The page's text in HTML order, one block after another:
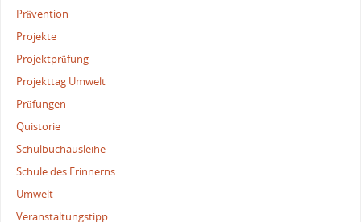
Prävention
Projekte
Projektprüfung
Projekttag Umwelt
Prüfungen
Quistorie
Schulbuchausleihe
Schule des Erinnerns
Umwelt
Veranstaltungstipp